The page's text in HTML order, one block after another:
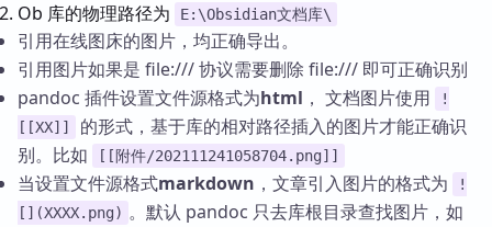
Ob 库的物理路径为
E:\Obsidian文档库\
引用在线图床的图片，均正确导出。
引用图片如果是 file:/// 协议需要删除 file:/// 即可正确识别
pandoc 插件设置文件源格式为html ， 文档图片使用
!
[[XX]]
的形式，基于库的相对路径插入的图片才能正确识
别。比如
[[附件/202111241058704.png]]
当设置文件源格式markdown ，文章引入图片的格式为
!
[](XXXX.png) 。默认 pandoc 只去库根目录查找图片，如